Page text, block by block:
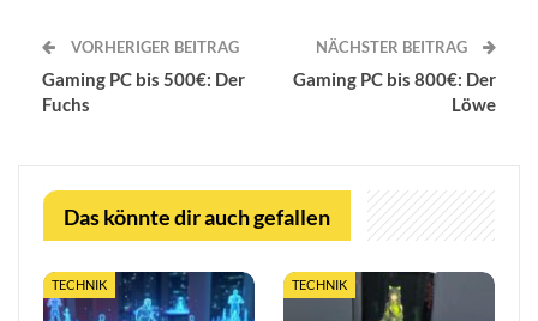
VORHERIGER BEITRAG
Gaming PC bis 500€: Der
Fuchs
NÄCHSTER BEITRAG
Gaming PC bis 800€: Der
Löwe
Das könnte dir auch gefallen
TECHNIK TECHNIK